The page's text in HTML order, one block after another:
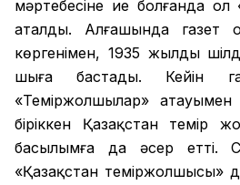
мәртебесіне ие болғанда ол
аталды. Алғашында газет
көргенімен, 1935 жылдың
шыға бастады. Кейін
«Теміржолшылар»
біріккен Қазақстан темір
басылымға да әсер етті.
«Қазақстан теміржолшысы»